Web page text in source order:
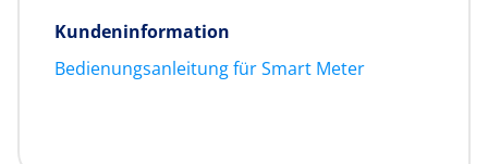
Kundeninformation
Bedienungsanleitung für Smart Meter